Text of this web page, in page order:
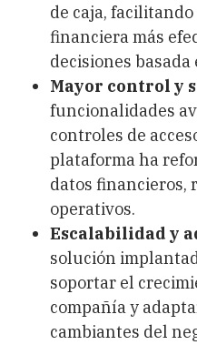
de caja,
financiera más
decisiones basada
Mayor control y
funcionalidades
controles de
plataforma ha
datos financieros,
operativos.
Escalabilidad y
solución
soportar el
compañía y
cambiantes del